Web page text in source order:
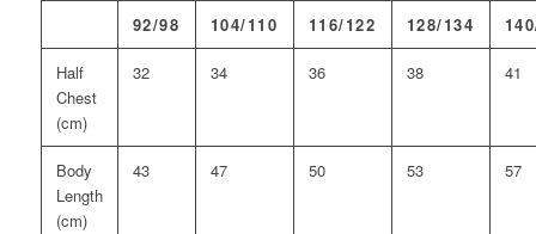
92/98 104/110 116/122 128/134
Half
Chest
(cm)
32 34 36 38 41
Body
Length
(cm)
43 47 50 53 57